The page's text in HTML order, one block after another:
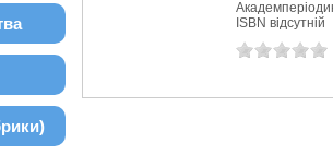
ISBN відсутній